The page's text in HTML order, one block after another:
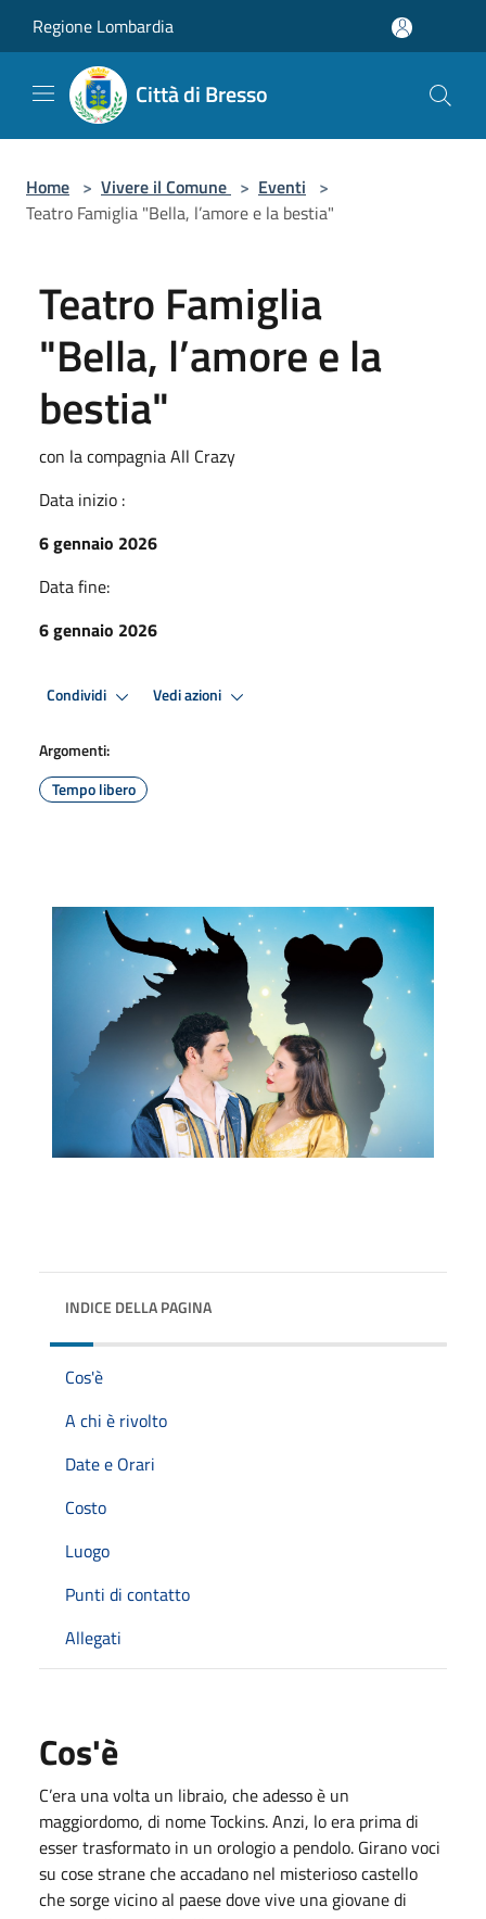
Regione Lombardia
Città di Bresso
Home > Vivere il Comune > Eventi >
Teatro Famiglia "Bella, l’amore e la bestia"
Teatro Famiglia
"Bella, l’amore e la
bestia"
con la compagnia All Crazy
Data inizio :
6 gennaio 2026
Data fine:
6 gennaio 2026
Condividi Vedi azioni
Argomenti:
Tempo libero
INDICE DELLA PAGINA
Cos'è
A chi è rivolto
Date e Orari
Costo
Luogo
Punti di contatto
Allegati
Cos'è
C’era una volta un libraio, che adesso è un
maggiordomo, di nome Tockins. Anzi, lo era prima di
esser trasformato in un orologio a pendolo. Girano voci
su cose strane che accadano nel misterioso castello
che sorge vicino al paese dove vive una giovane di